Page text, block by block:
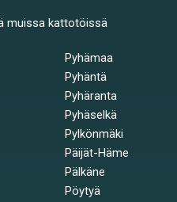
muissa kattotöissä
Pyhämaa
Pyhäntä
Pyhäranta
Pyhäselkä
Pylkönmäki
Päijät-Häme
Pälkäne
Pöytyä